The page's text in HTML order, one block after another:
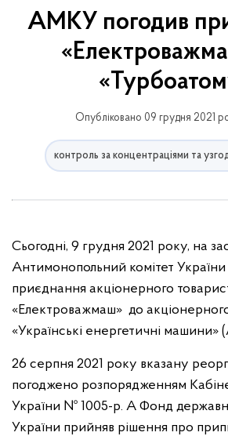
АМКУ погодив
Опубліковано 09 грудня 2021
контроль за концентраціями та
Сьогодні, 9 грудня 2021 року, на
Антимонопольний комітет України
приєднання акціонерного
«Електроважмаш» до
«Українські енергетичні машини»
26 серпня 2021 року вказану
погоджено розпорядженням
України № 1005-р. А Фонд
України прийняв рішення про